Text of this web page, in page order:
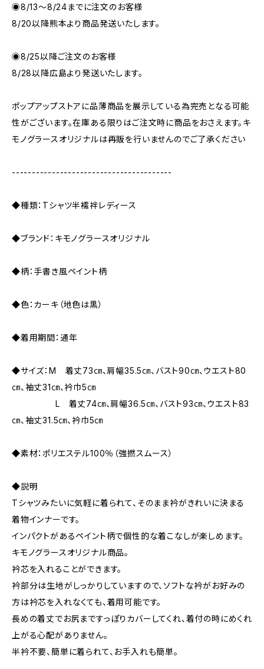
◉8/13〜8/24までに注文のお客様
8/20以降熊本より商品発送いたします。
◉8/25以降ご注文のお客様
8/28以降広島より発送いたします。
ポップアップストアに品薄商品を展示している為完売となる可能
性がございます。在庫ある限りはご注文時に商品をおさえます。キ
モノグラースオリジナルは再販を行いませんのでご了承ください
----------------------------------------
◆種類：Tシャツ半襦袢レディース
◆ブランド：キモノグラースオリジナル
◆柄：手書き風ペイント柄
◆色：カーキ（地色は黒）
◆着用期間：通年
◆サイズ：M 着丈73㎝、肩幅35.5㎝、バスト90㎝、ウエスト80
㎝、袖丈31㎝、衿巾5㎝
L 着丈74㎝、肩幅36.5㎝、バスト93㎝、ウエスト83
㎝、袖丈31.5㎝、衿巾5㎝
◆素材：ポリエステル100％（強撚スムース）
◆説明
Tシャツみたいに気軽に着られて、そのまま衿がきれいに決まる
着物インナーです。
インパクトがあるペイント柄で個性的な着こなしが楽しめます。
キモノグラースオリジナル商品。
衿芯を入れることができます。
衿部分は生地がしっかりしていますので、ソフトな衿がお好みの
方は衿芯を入れなくても、着用可能です。
長めの着丈でお尻まですっぽりカバーしてくれ、着付の時にめくれ
上がる心配がありません。
半衿不要、簡単に着られて、お手入れも簡単。